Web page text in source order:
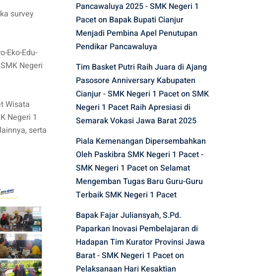
survey
Eko-Edu-
Negeri
Wisata
Negeri 1
serta
Pancawaluya 2025 - SMK Negeri 1
Paceton Bapak Bupati Cianjur
Menjadi Pembina Apel Penutupan
Pendikar Pancawaluya
Tim Basket Putri Raih Juara di Ajang
Pasosore Anniversary Kabupaten
Cianjur - SMK Negeri 1 Paceton SMK
Negeri 1 Pacet Raih Apresiasi di
Semarak Vokasi Jawa Barat 2025
Piala Kemenangan Dipersembahkan
Oleh Paskibra SMK Negeri 1 Pacet -
SMK Negeri 1 Paceton Selamat
Mengemban Tugas Baru Guru-Guru
Terbaik SMK Negeri 1 Pacet
Bapak Fajar Juliansyah, S.Pd.
Paparkan Inovasi Pembelajaran di
Hadapan Tim Kurator Provinsi Jawa
Barat - SMK Negeri 1 Paceton
Pelaksanaan Hari Kesaktian